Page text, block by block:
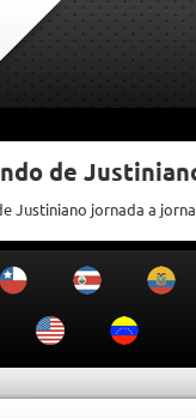
de
Justiniano jornada a